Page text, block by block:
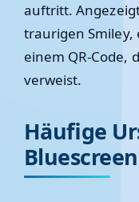
auftritt.
traurigen Smiley,
einem QR-Code,
verweist.
Häufige